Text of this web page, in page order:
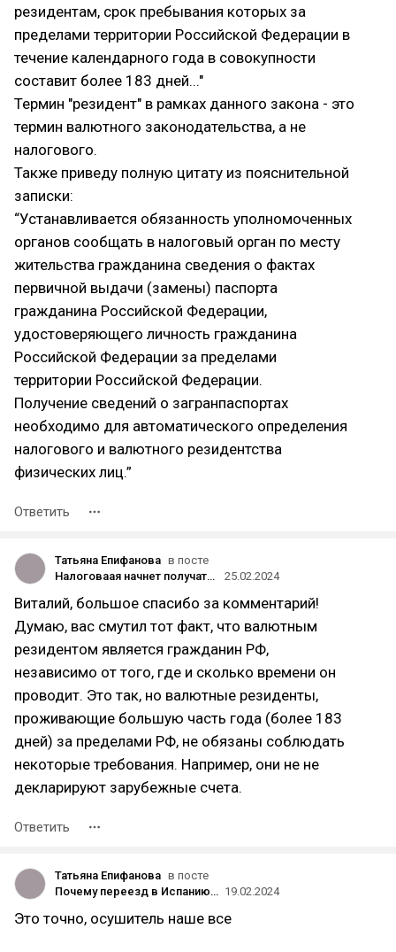
резидентам, срок пребывания которых за
пределами территории Российской Федерации в
течение календарного года в совокупности
составит более 183 дней..."
Термин "резидент" в рамках данного закона - это
термин валютного законодательства, а не
налогового.
Также приведу полную цитату из пояснительной
записки:
“Устанавливается обязанность уполномоченных
органов сообщать в налоговый орган по месту
жительства гражданина сведения о фактах
первичной выдачи (замены) паспорта
гражданина Российской Федерации,
удостоверяющего личность гражданина
Российской Федерации за пределами
территории Российской Федерации.
Получение сведений о загранпаспортах
необходимо для автоматического определения
налогового и валютного резидентства
физических лиц.”
Ответить
Татьяна Епифанова в посте
Налоговаая начнет получать данные о выданных загранах от МВД с 1 апреля 🤡
25.02.2024
Виталий, большое спасибо за комментарий!
Думаю, вас смутил тот факт, что валютным
резидентом является гражданин РФ,
независимо от того, где и сколько времени он
проводит. Это так, но валютные резиденты,
проживающие большую часть года (более 183
дней) за пределами РФ, не обязаны соблюдать
некоторые требования. Например, они не не
декларируют зарубежные счета.
Ответить
Татьяна Епифанова в посте
Почему переезд в Испанию — плохая идея? 19.02.2024
Это точно, осушитель наше все